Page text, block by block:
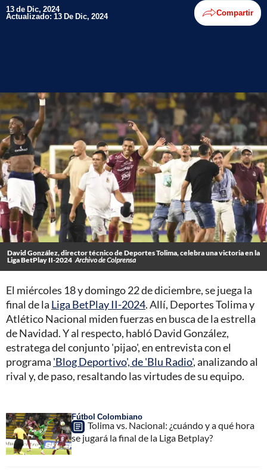
13 de Dic, 2024
Actualizado: 13 De Dic, 2024 Compartir
David González, director técnico de Deportes Tolima, celebra una victoria en la
Liga BetPlay II-2024 Archivo de Colprensa
El miércoles 18 y domingo 22 de diciembre, se juega la
final de la Liga BetPlay II-2024. Allí, Deportes Tolima y
Atlético Nacional miden fuerzas en busca de la estrella
de Navidad. Y al respecto, habló David González,
estratega del conjunto 'pijao', en entrevista con el
programa 'Blog Deportivo', de 'Blu Radio', analizando al
rival y, de paso, resaltando las virtudes de su equipo.
Fútbol Colombiano
Tolima vs. Nacional: ¿cuándo y a qué hora
se jugará la final de la Liga Betplay?